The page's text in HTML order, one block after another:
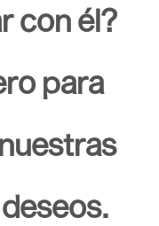
con él?
para